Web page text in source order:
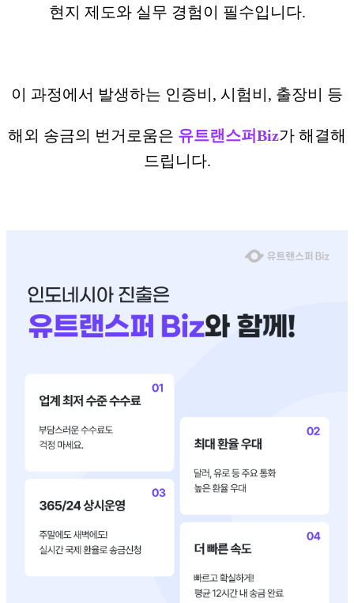
현지 제도와 실무 경험이 필수입니다.
이 과정에서 발생하는 인증비, 시험비, 출장비 등
해외 송금의 번거로움은 유트랜스퍼Biz가 해결해
드립니다.